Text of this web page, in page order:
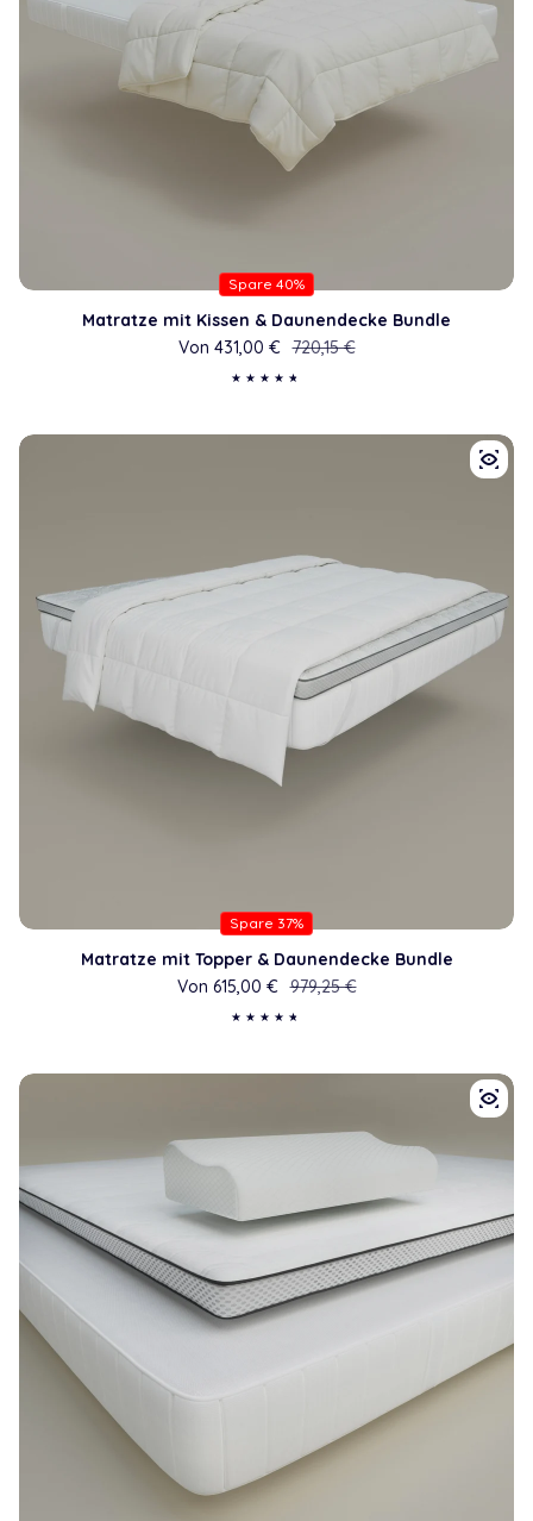
Spare 40%
Matratze mit Kissen & Daunendecke Bundle
Verkaufspreis
Von 431,00 €Regulärer Preis
720,15 €
Spare 37%
Matratze mit Topper & Daunendecke Bundle
Verkaufspreis
Von 615,00 €Regulärer Preis
979,25 €